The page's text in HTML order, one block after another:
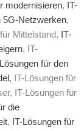
modernisieren, IT-
5G-Netzwerken,
Mittelstand, IT-
, IT-
Lösungen für den
, IT-Lösungen für
IT-Lösungen für
die
, IT-Lösungen für